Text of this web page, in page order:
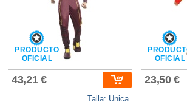
PRODUCTO
OFICIAL
43,21 €
Talla: Unica
OFICIAL
23,50 €